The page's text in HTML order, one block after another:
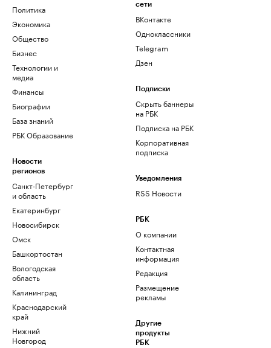
Политика
Экономика
Общество
Бизнес
Технологии и
медиа
Финансы
Биографии
База знаний
РБК Образование
Новости
регионов
Санкт-Петербург
и область
Екатеринбург
Новосибирск
Омск
Башкортостан
Вологодская
область
Калининград
Краснодарский
край
Нижний
Новгород
сети
ВКонтакте
Одноклассники
Telegram
Дзен
Подписки
Скрыть баннеры
на РБК
Подписка на РБК
Корпоративная
подписка
Уведомления
RSS Новости
РБК
О компании
Контактная
информация
Редакция
Размещение
рекламы
Другие
продукты
РБК